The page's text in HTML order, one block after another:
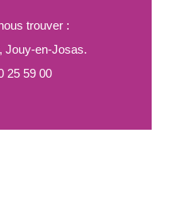
trouver :
Jouy-en-Josas.
25 59 00